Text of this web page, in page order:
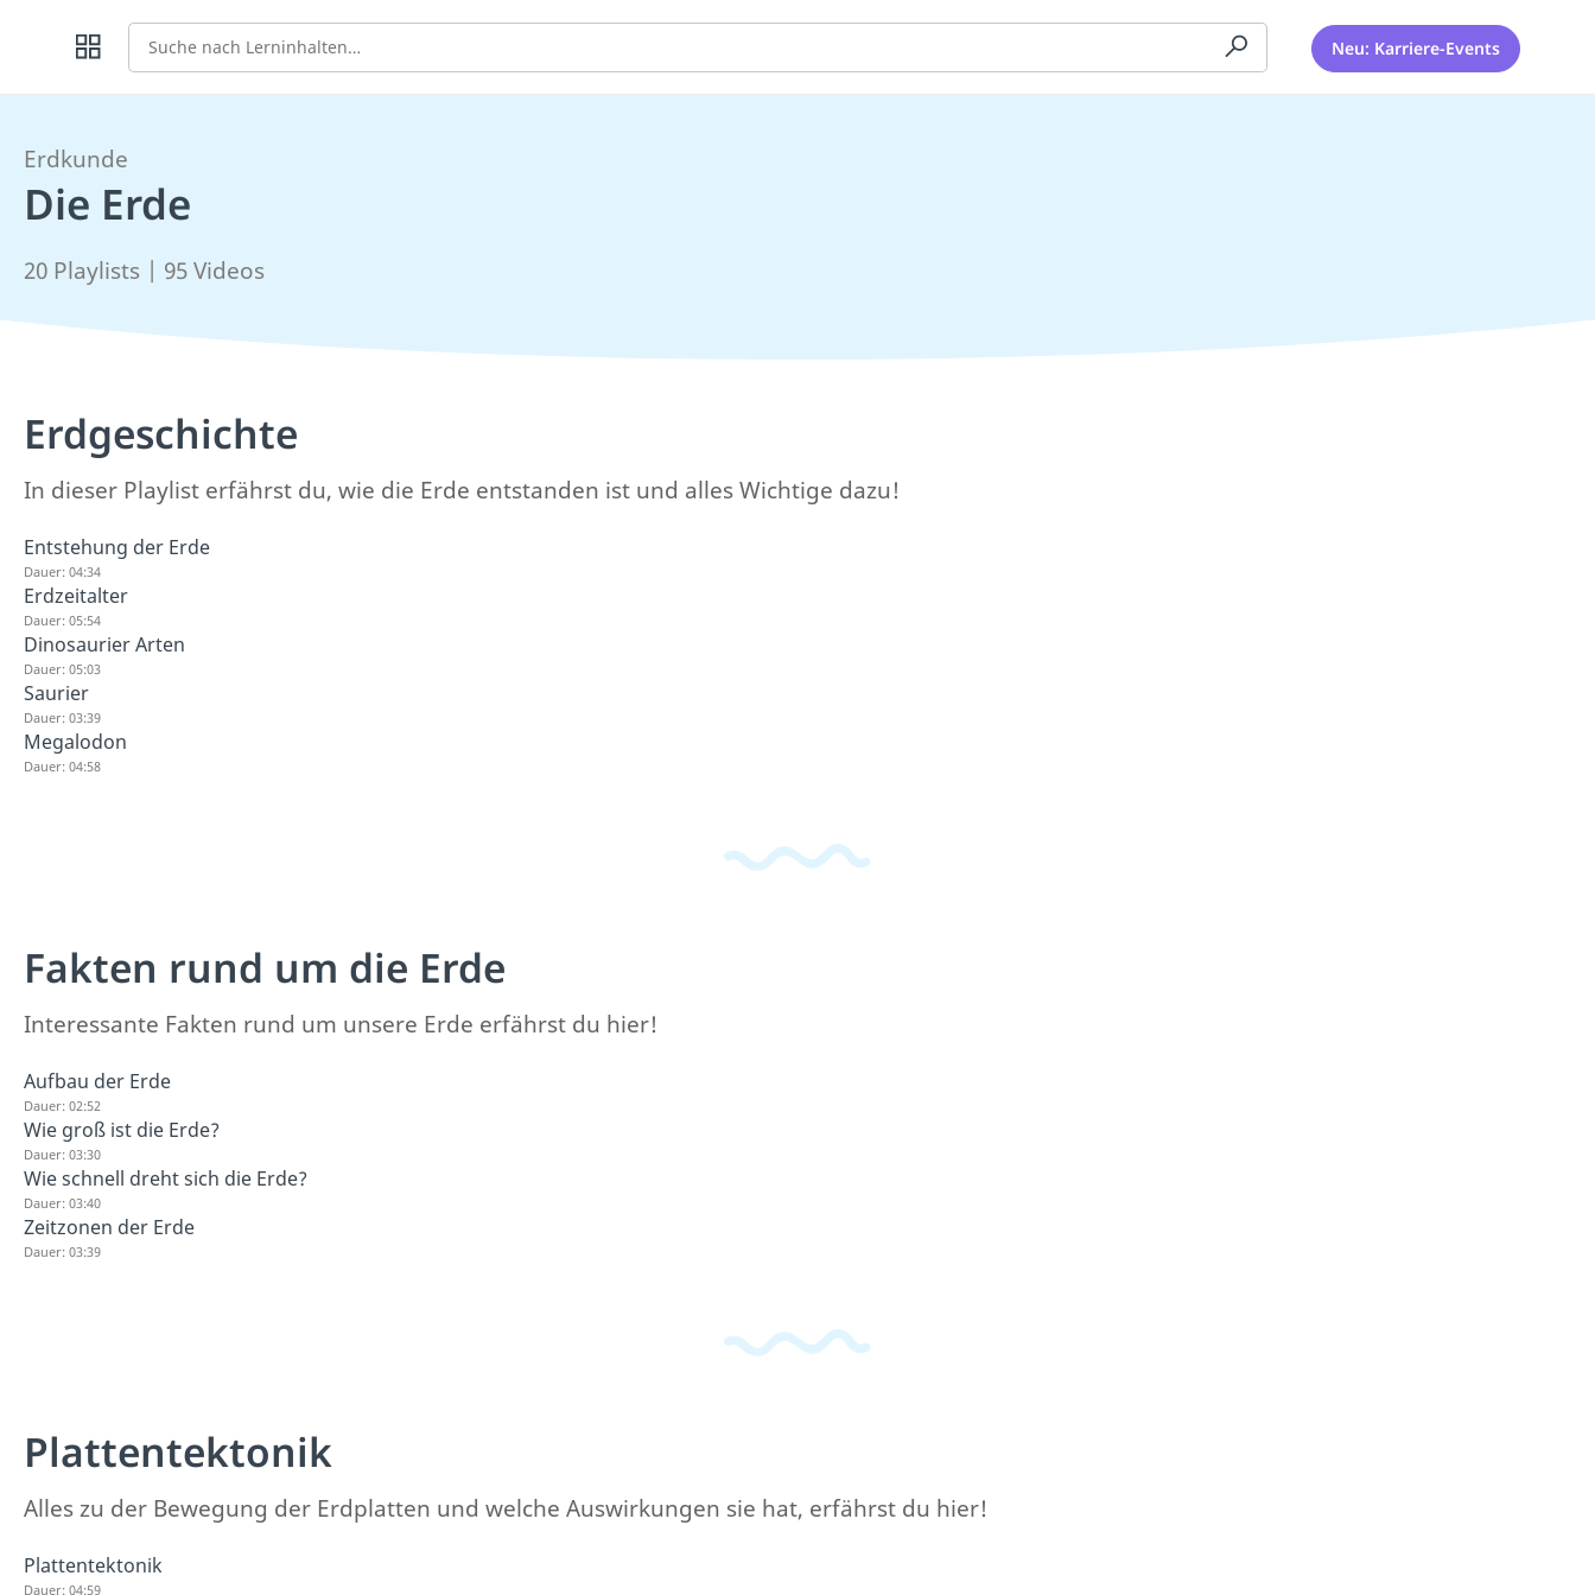
Suche Neu: Karriere-Events
Erdkunde
Die Erde
20 Playlists | 95 Videos
Erdgeschichte
In dieser Playlist erfährst du, wie die Erde entstanden ist und alles Wichtige dazu!
Entstehung der Erde
Dauer: 04:34
Erdzeitalter
Dauer: 05:54
Dinosaurier Arten
Dauer: 05:03
Saurier
Dauer: 03:39
Megalodon
Dauer: 04:58
Fakten rund um die Erde
Interessante Fakten rund um unsere Erde erfährst du hier!
Aufbau der Erde
Dauer: 02:52
Wie groß ist die Erde?
Dauer: 03:30
Wie schnell dreht sich die Erde?
Dauer: 03:40
Zeitzonen der Erde
Dauer: 03:39
Plattentektonik
Alles zu der Bewegung der Erdplatten und welche Auswirkungen sie hat, erfährst du hier!
Plattentektonik
Dauer: 04:59